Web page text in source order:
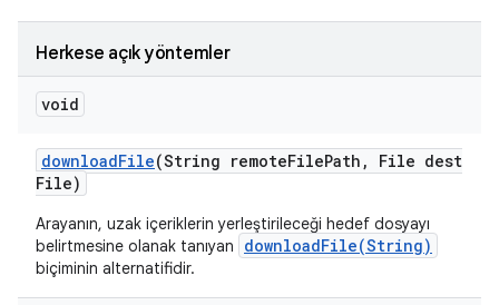
Herkese açık yöntemler
void
downloadFile(String remoteFilePath ,
File dest
File)
Arayanın, uzak içeriklerin yerleştirileceği hedef dosyayı
belirtmesine olanak tanıyan
downloadFile(String)
biçiminin alternatifidir.